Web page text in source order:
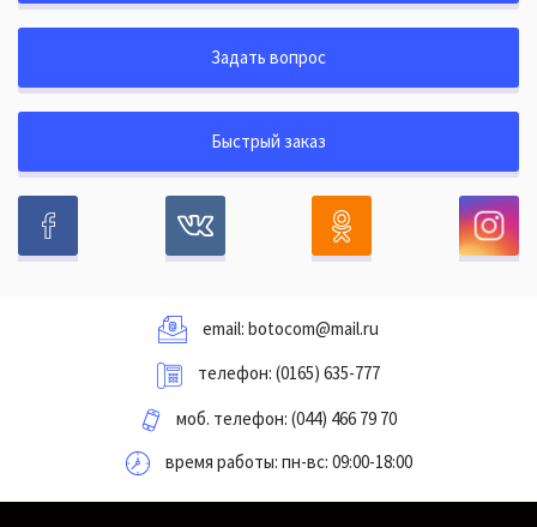
Задать вопрос
Быстрый заказ
email: botocom@mail.ru
телефон: (0165) 635-777
моб. телефон: (044) 466 79 70
время работы: пн-вс: 09:00-18:00